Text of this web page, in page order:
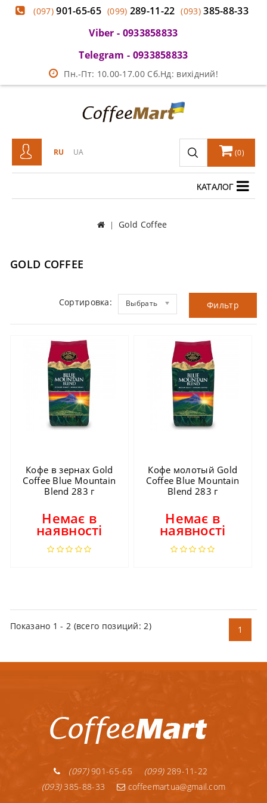
(097)901-65-65 (099) 289-11-22 (093)385-88-33
Viber - 0933858833
Telegram - 0933858833
Пн.-Пт: 10.00-17.00 Сб.Нд: вихідний!
RU UA (0)
КАТАЛОГ
Gold Coffee
GOLD COFFEE
Сортировка: Выбрать Фильтр
Кофе в зернах Gold
Coffee Blue Mountain
Blend 283 г
Немає в
наявності
Кофе молотый Gold
Coffee Blue Mountain
Blend 283 г
Немає в
наявності
1
Показано 1 - 2 (всего позиций:2)
(097)901-65-65 (099)289-11-22
(093)385-88-33 coffeemartua@gmail.com